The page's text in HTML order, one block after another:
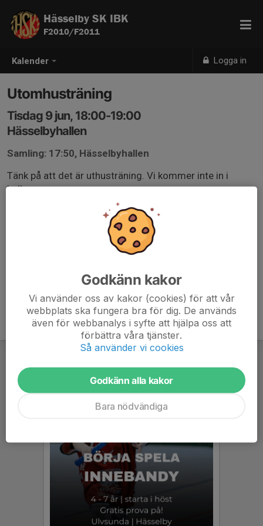
Kalender Logga in
Hässelby SK IBK
F2010/F2011
Utomhusträning
Tisdag 9 jun, 18:00-19:00
Hässelbyhallen
Samling: 17:50, Hässelbyhallen
Tänk på att det är uthusträning. Vi kommer inte in i
hallen.
Kläder för utomhusträning
Vattenflaska med vatten.
Godkänn kakor
Vi använder oss av kakor (cookies) för att vår
webbplats ska fungera bra för dig. De används
även för webbanalys i syfte att hjälpa oss att
förbättra våra tjänster.
Så använder vi cookies
Godkänn alla kakor
Bara nödvändiga